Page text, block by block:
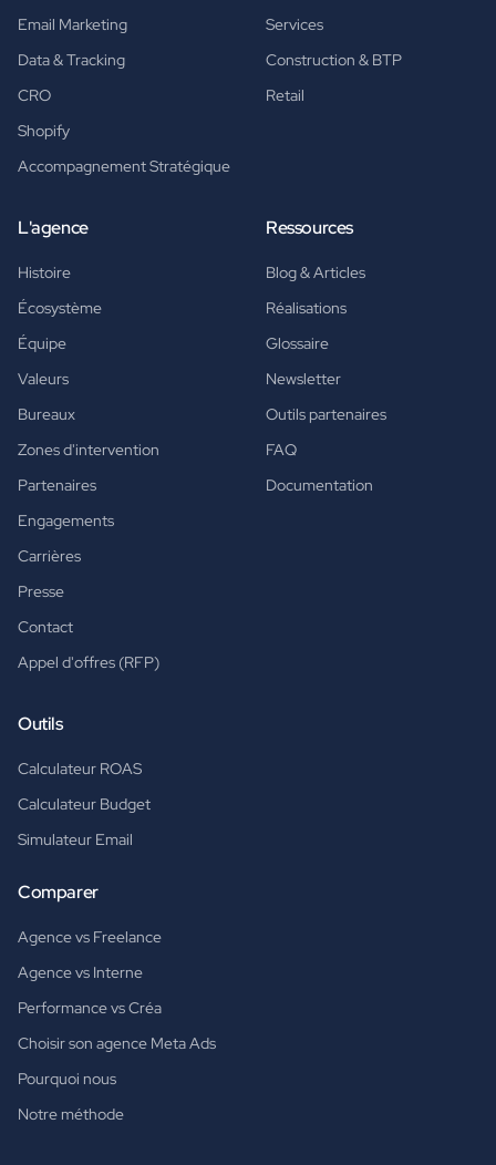
Email Marketing
Data & Tracking
CRO
Shopify
Accompagnement Stratégique
Services
Construction & BTP
Retail
L'agence
Histoire
Écosystème
Équipe
Valeurs
Bureaux
Zones d'intervention
Partenaires
Engagements
Carrières
Presse
Contact
Appel d'offres (RFP)
Ressources
Blog & Articles
Réalisations
Glossaire
Newsletter
Outils partenaires
FAQ
Documentation
Outils
Calculateur ROAS
Calculateur Budget
Simulateur Email
Comparer
Agence vs Freelance
Agence vs Interne
Performance vs Créa
Choisir son agence Meta Ads
Pourquoi nous
Notre méthode